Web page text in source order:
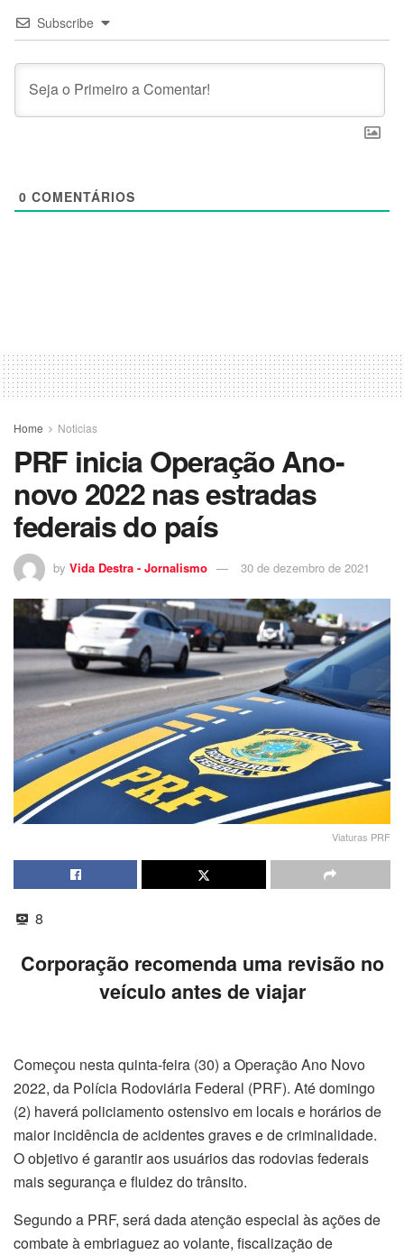
Subscribe
0 COMENTÁRIOS
Home Noticias
PRF inicia Operação Ano-
novo 2022 nas estradas
federais do país
by Vida Destra - Jornalismo 30 de dezembro de 2021
Viaturas PRF
8
Corporação recomenda uma revisão no
veículo antes de viajar
Começou nesta quinta-feira (30) a Operação Ano Novo
2022, da Polícia Rodoviária Federal (PRF). Até domingo
(2) haverá policiamento ostensivo em locais e horários de
maior incidência de acidentes graves e de criminalidade.
O objetivo é garantir aos usuários das rodovias federais
mais segurança e fluidez do trânsito.
Segundo a PRF, será dada atenção especial às ações de
combate à embriaguez ao volante, fiscalização de